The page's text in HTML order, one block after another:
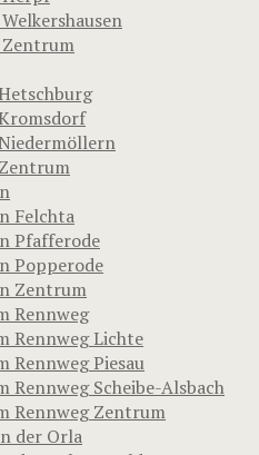
Felchta
Pfafferode
Popperode
Zentrum
Rennweg
Rennweg Lichte
Rennweg Piesau
Rennweg Scheibe-Alsbach
Rennweg Zentrum
der Orla